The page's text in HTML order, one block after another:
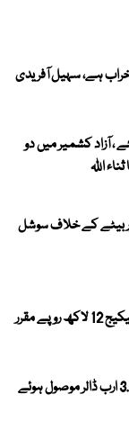
ہے، سہیل آفریدی
، آزاد کشمیر میں دو
اللہ
بیٹے کے خلاف سوشل
ترسیلات زر میں بڑا اضافہ ، جولائی میں 3.6 ارب ڈالر موصول ہوئے